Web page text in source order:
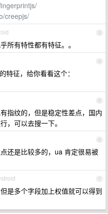
creepjs/
3
所有特性都有特征。。
4
特征，给你看看这个：
5
指纹的，但是稳定性差点，国内
，可以去搜一下。
6
还是比较多的，ua 肯定很易被
7
是多个字段加上权值就可以得到